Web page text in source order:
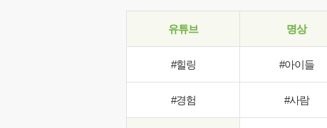
유튜브 명상
#힐링 #아이들
#경험 #사람